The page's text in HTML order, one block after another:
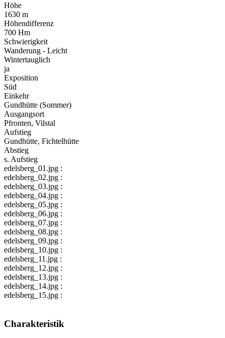
Höhe
1630 m
Höhendifferenz
700 Hm
Schwierigkeit
Wanderung - Leicht
Wintertauglich
ja
Exposition
Süd
Einkehr
Gundhütte (Sommer)
Ausgangsort
Pfronten, Vilstal
Aufstieg
Gundhütte, Fichtelhütte
Abstieg
s. Aufstieg
edelsberg_01.jpg :
edelsberg_02.jpg :
edelsberg_03.jpg :
edelsberg_04.jpg :
edelsberg_05.jpg :
edelsberg_06.jpg :
edelsberg_07.jpg :
edelsberg_08.jpg :
edelsberg_09.jpg :
edelsberg_10.jpg :
edelsberg_11.jpg :
edelsberg_12.jpg :
edelsberg_13.jpg :
edelsberg_14.jpg :
edelsberg_15.jpg :
Charakteristik